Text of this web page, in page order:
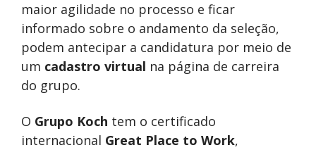
maior agilidade no processo e ficar
informado sobre o andamento da seleção,
podem antecipar a candidatura por meio de
um cadastro virtual na página de carreira
do grupo.
O Grupo Koch tem o certificado
internacional Great Place to Work,